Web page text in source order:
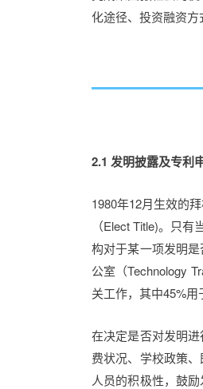
化途径、投资融资
2.1 发明披露及专利
1980年12月生效的
（Elect Title)。只
构对于某一项发明
公室（Technology
关工作，其中45%
在决定是否对发明
费状况、学校政策
人员的积极性，鼓